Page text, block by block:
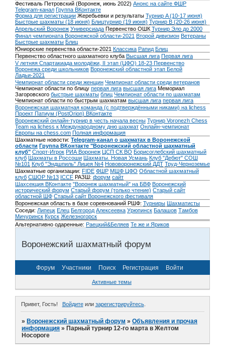
Фестиваль Петровский (Воронеж, июнь 2022) Анонс на сайте ФШР
Telegram-канал Группа ВКонтакте
Форма для регистрации Жеребьевки и результаты Турнир A (10-17 июня)
Быстрые шахматы (18 июня) Блицтурнир (19 июня) Турнир B (20-26 июня)
Апрельский Воронеж Универсиада Первенство ОШК Турнир Эло до 2000
Финал чемпионата Воронежской области-2021 Второй дивизион Ветераны
Быстрые шахматы Блиц
Юниорские первенства области-2021 Классика Рапид Блиц
Первенство областного шахматного клуба Высшая лига Первая лига
V летняя Спартакиада молодёжи, II этап (ЦФО) 18-23 Первенство
Воронежа среди школьников Воронежский областной этап Белой
Ладьи-2021
Чемпионат области среди женщин Чемпионат области среди ветеранов
Чемпионат области по блицу первая лига высшая лига Мемориал
Загоровского быстрые шахматы блиц Чемпионат области по шахматам
Чемпионат области по быстрым шахматам высшая лига первая лига
Воронежская шахматная команда (с подтверждёнными никами) на lichess
Проект Патиум (PostOrion) ВКонтакте
Воронежский онлайн-турнир в честь начала весны Турнир Voronezh Chess
Team на lichess к Международному дню шахмат Онлайн-чемпионат
Европы на chess.com Полная информация
Шахматные новости: Telegram-канал о шахматах в Воронежской
области Группа ВКонтакте "Воронежский областной шахматный
клуб" Спорт-Игрок РИА Воронеж ЦСП СК ВО Борисоглебский шахматный
клуб Шахматы в Россоши Шахматы. Новая Усмань Клуб "Дебют" СОШ
№101 Клуб "Эндшпиль" Лицея №4 Нововоронежский ДДТ Труд-Черноземье
Шахматные организации: FIDE ФШР МШФ ЦФО Областной шахматный
клуб СШОР №13 ICCF РАЗШ: форум сайт
Шахсекция ВКонтакте "Воронеж шахматный" на БВФ Воронежский
исторический форум Cтарый форум (только чтение) Старый сайт
областной ШФ Старый сайт Воронежского фестиваля
Воронежская область в базе соревнований РШФ: Турниры Шахматисты
Соседи: Липецк Елец Белгород Алексеевка Урюпинск Балашов Тамбов
Мичуринск Курск Железногорск
Альтернативно одаренные: Раецкий&Беляев Те же и Яриков
Воронежский шахматный форум
Форум Участники Поиск Регистрация Войти
Активные темы
Привет, Гость! Войдитеили зарегистрируйтесь.
»Воронежский шахматный форум »Объявления и прочая
информация »Парный турнир 12-го марта в Желтом
Носороге